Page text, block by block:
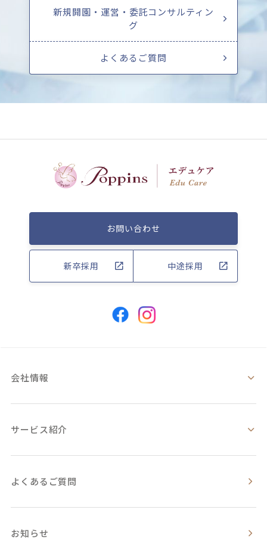
新規開園・運営・委託コンサルティン
グ
よくあるご質問
お問い合わせ
新卒採用 中途採用
会社情報
サービス紹介
よくあるご質問
お知らせ